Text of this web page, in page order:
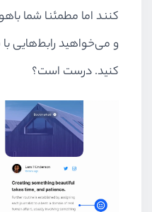
کنند اما مطمئنا شما
و می‌خواهید رابط‌هایی
کنید. درست است؟